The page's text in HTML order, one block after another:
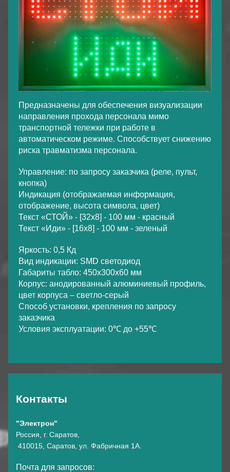
Предназначены для обеспечения визуализации
направления прохода персонала мимо
транспортной тележки при работе в
автоматическом режиме. Способствует снижению
риска травматизма персонала.
Управление: по запросу заказчика (реле, пульт,
кнопка)
Индикация (отображаемая информация,
отображение, высота символа, цвет)
Текст «СТОЙ» - [32х8] - 100 мм - красный
Текст «Иди» - [16х8] - 100 мм - зеленый
Яркость: 0,5 Кд
Вид индикации: SMD светодиод
Габариты табло: 450х300х60 мм
Корпус: анодированный алюминиевый профиль,
цвет корпуса – светло-серый
Способ установки, крепления по запросу
заказчика
Условия эксплуатации: 0℃ до +55℃
Контакты
"Электрон"
Россия, г. Саратов,
410015, Саратов, ул. Фабричная 1А.
Почта для запросов: